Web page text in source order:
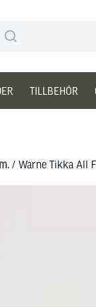
TILLBEHÖR
/ Warne Tikka All